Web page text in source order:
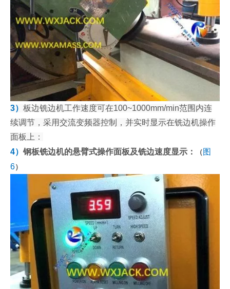
3） 板边铣边机工作速度可在100~1000mm/min范围内连
续调节，采用交流变频器控制，并实时显示在铣边机操作
面板上：
4） 钢板铣边机的悬臂式操作面板及铣边速度显示： （图
6）